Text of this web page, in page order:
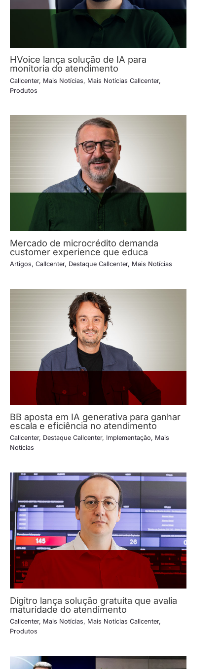
HVoice lança solução de IA para
monitoria do atendimento
Callcenter, Mais Notícias, Mais Notícias Callcenter,
Produtos
Mercado de microcrédito demanda
customer experience que educa
Artigos, Callcenter, Destaque Callcenter, Mais Notícias
BB aposta em IA generativa para ganhar
escala e eficiência no atendimento
Callcenter, Destaque Callcenter, Implementação, Mais
Notícias
Dígitro lança solução gratuita que avalia
maturidade do atendimento
Callcenter, Mais Notícias, Mais Notícias Callcenter,
Produtos